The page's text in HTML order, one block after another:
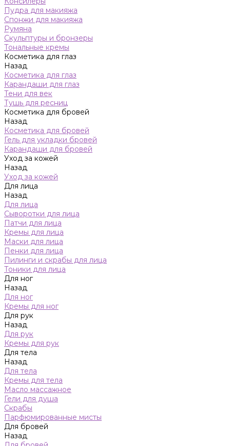
Пудра для макияжа
Спонжи для макияжа
Румяна
Скульптуры и бронзеры
Тональные кремы
Косметика для глаз
Назад
Косметика для глаз
Карандаши для глаз
Тени для век
Тушь для ресниц
Косметика для бровей
Назад
Косметика для бровей
Гель для укладки бровей
Карандаши для бровей
Уход за кожей
Назад
Уход за кожей
Для лица
Назад
Для лица
Сыворотки для лица
Патчи для лица
Кремы для лица
Маски для лица
Пенки для лица
Пилинги и скрабы для лица
Тоники для лица
Для ног
Назад
Для ног
Кремы для ног
Для рук
Назад
Для рук
Кремы для рук
Для тела
Назад
Для тела
Кремы для тела
Масло массажное
Гели для душа
Скрабы
Парфюмированные мисты
Для бровей
Назад